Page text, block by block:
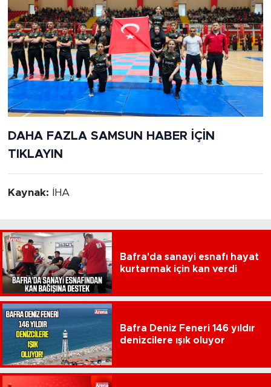
DAHA FAZLA SAMSUN HABER İÇİN
TIKLAYIN
Kaynak: İHA
Bafra'da sanayi esnafı hayat
kurtarmak için kan verdi
Bafra Deniz Feneri 146 yıldır
denizcilere ışık oluyor